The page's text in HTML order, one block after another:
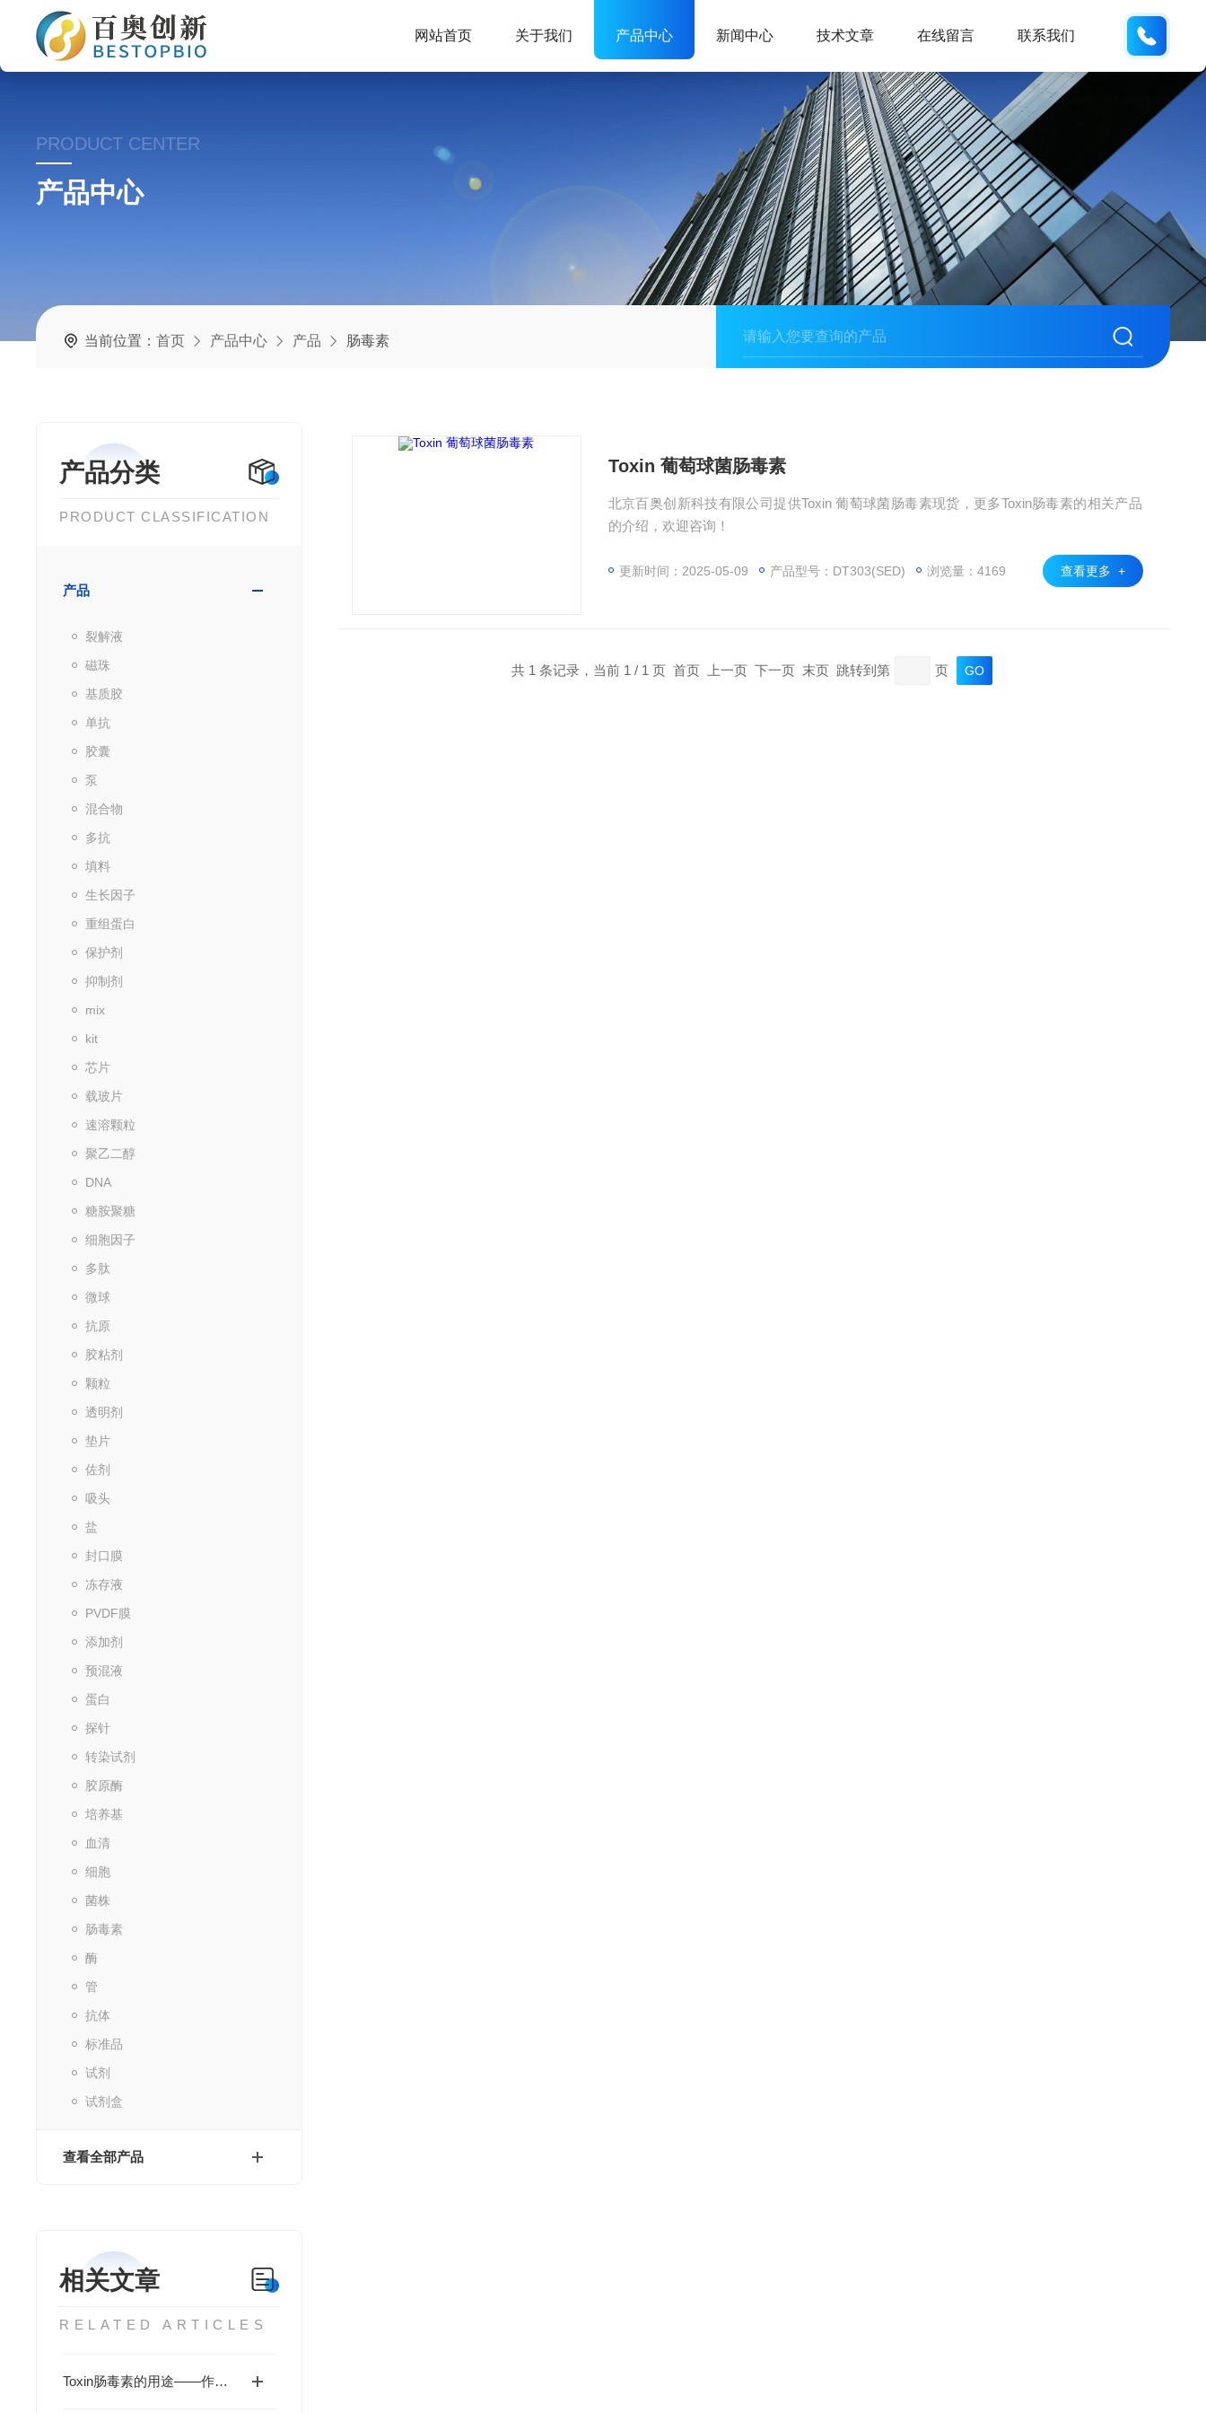
网站首页 关于我们 产品中心 新闻中心 技术文章 在线留言 联系我们
PRODUCT CENTER
产品中心
当前位置：首页 产品中心 产品 肠毒素
产品分类
PRODUCT CLASSIFICATION
产品
裂解液
磁珠
基质胶
单抗
胶囊
泵
混合物
多抗
填料
生长因子
重组蛋白
保护剂
抑制剂
mix
kit
芯片
载玻片
速溶颗粒
聚乙二醇
DNA
糖胺聚糖
细胞因子
多肽
微球
抗原
胶粘剂
颗粒
透明剂
垫片
佐剂
吸头
盐
封口膜
冻存液
PVDF膜
添加剂
预混液
蛋白
探针
转染试剂
胶原酶
培养基
血清
细胞
菌株
肠毒素
酶
管
抗体
标准品
试剂
试剂盒
查看全部产品
相关文章
RELATED ARTICLES
Toxin肠毒素的用途——作为超抗原
Toxin 葡萄球菌肠毒素
北京百奥创新科技有限公司提供Toxin 葡萄球菌肠毒素现货，更多Toxin肠毒素的相关产品
的介绍，欢迎咨询！
更新时间：2025-05-09 产品型号：DT303(SED) 浏览量：4169 查看更多 +
共 1 条记录，当前 1 / 1 页 首页 上一页 下一页 末页 跳转到第 页